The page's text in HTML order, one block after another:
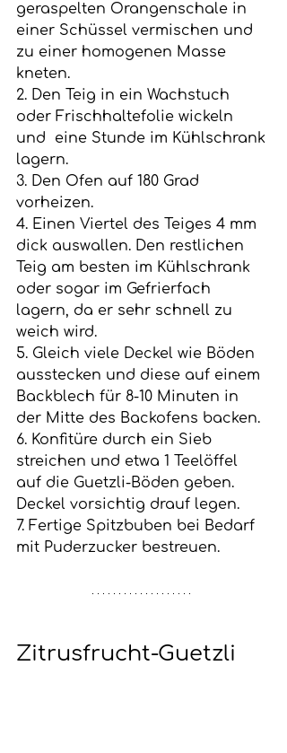
geraspelten Orangenschale in
einer Schüssel vermischen und
zu einer homogenen Masse
kneten.
2. Den Teig in ein Wachstuch
oder Frischhaltefolie wickeln
und  eine Stunde im Kühlschrank
lagern.
3. Den Ofen auf 180 Grad
vorheizen.
4. Einen Viertel des Teiges 4 mm
dick auswallen. Den restlichen
Teig am besten im Kühlschrank
oder sogar im Gefrierfach
lagern, da er sehr schnell zu
weich wird.
5. Gleich viele Deckel wie Böden
ausstecken und diese auf einem
Backblech für 8-10 Minuten in
der Mitte des Backofens backen.
6. Konfitüre durch ein Sieb
streichen und etwa 1 Teelöffel
auf die Guetzli-Böden geben.
Deckel vorsichtig drauf legen.
7. Fertige Spitzbuben bei Bedarf
mit Puderzucker bestreuen.
Zitrusfrucht-Guetzli